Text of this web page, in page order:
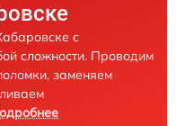
с
сложности. Проводим
заменяем